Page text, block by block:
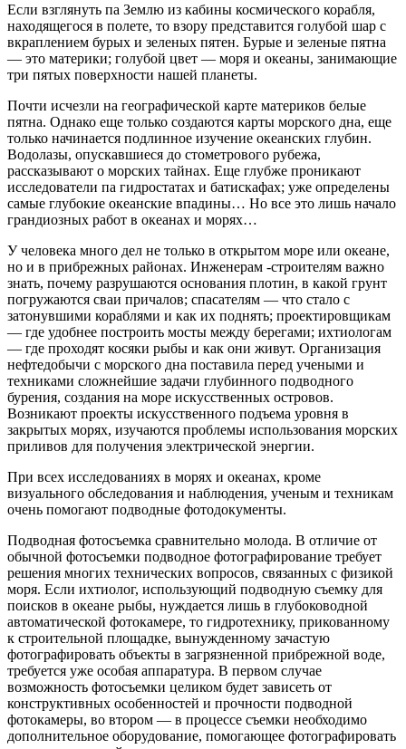
Если взглянуть па Землю из кабины космического корабля,
находящегося в полете, то взору представится голубой шар с
вкраплением бурых и зеленых пятен. Бурые и зеленые пятна
— это материки; голубой цвет — моря и океаны, занимающие
три пятых поверхности нашей планеты.
Почти исчезли на географической карте материков белые
пятна. Однако еще только создаются карты морского дна, еще
только начинается подлинное изучение океанских глубин.
Водолазы, опускавшиеся до стометрового рубежа,
рассказывают о морских тайнах. Еще глубже проникают
исследователи па гидростатах и батискафах; уже определены
самые глубокие океанские впадины… Но все это лишь начало
грандиозных работ в океанах и морях…
У человека много дел не только в открытом море или океане,
но и в прибрежных районах. Инженерам -строителям важно
знать, почему разрушаются основания плотин, в какой грунт
погружаются сваи причалов; спасателям — что стало с
затонувшими кораблями и как их поднять; проектировщикам
— где удобнее построить мосты между берегами; ихтиологам
— где проходят косяки рыбы и как они живут. Организация
нефтедобычи с морского дна поставила перед учеными и
техниками сложнейшие задачи глубинного подводного
бурения, создания на море искусственных островов.
Возникают проекты искусственного подъема уровня в
закрытых морях, изучаются проблемы использования морских
приливов для получения электрической энергии.
При всех исследованиях в морях и океанах, кроме
визуального обследования и наблюдения, ученым и техникам
очень помогают подводные фотодокументы.
Подводная фотосъемка сравнительно молода. В отличие от
обычной фотосъемки подводное фотографирование требует
решения многих технических вопросов, связанных с физикой
моря. Если ихтиолог, использующий подводную съемку для
поисков в океане рыбы, нуждается лишь в глубоководной
автоматической фотокамере, то гидротехнику, прикованному
к строительной площадке, вынужденному зачастую
фотографировать объекты в загрязненной прибрежной воде,
требуется уже особая аппаратура. В первом случае
возможность фотосъемки целиком будет зависеть от
конструктивных особенностей и прочности подводной
фотокамеры, во втором — в процессе съемки необходимо
дополнительное оборудование, помогающее фотографировать